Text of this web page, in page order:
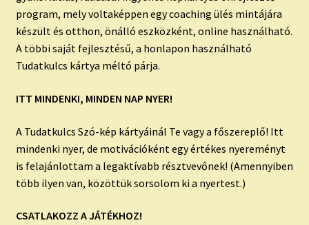
program, mely voltaképpen egy coaching ülés mintájára
készült és otthon, önálló eszközként, online használható.
A többi saját fejlesztésű, a honlapon használható
Tudatkulcs kártya méltó párja.
ITT MINDENKI, MINDEN NAP NYER!
A Tudatkulcs Szó-kép kártyáinál Te vagy a főszereplő! Itt
mindenki nyer, de motivációként egy értékes nyereményt
is felajánlottam a legaktívabb résztvevőnek! (Amennyiben
több ilyen van, közöttük sorsolom ki a nyertest.)
CSATLAKOZZ A JÁTÉKHOZ!